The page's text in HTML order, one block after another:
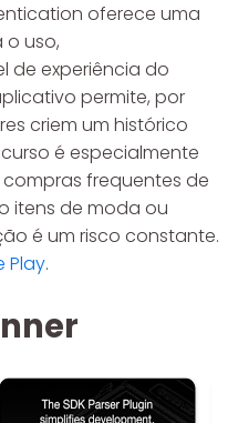
oferece uma
uso,
de experiência do
permite, por
criem um histórico
é especialmente
frequentes de
itens de moda ou
é um risco constante.
Play.